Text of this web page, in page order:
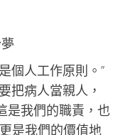
是個人工作原則。 ”
把病人當親人，
是我們的職責，也
更是我們的價值地